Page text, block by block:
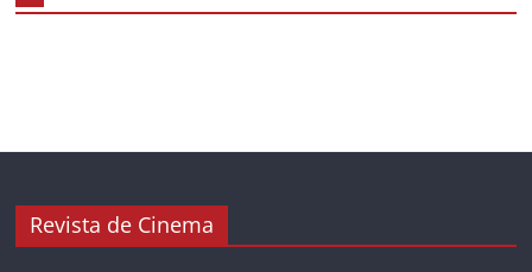
Revista de Cinema